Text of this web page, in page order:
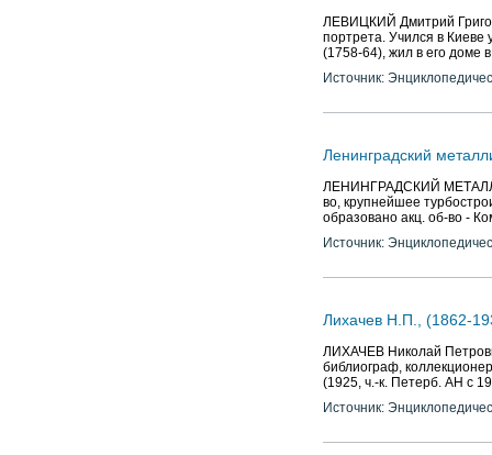
ЛЕВИЦКИЙ Дмитрий
портрета. Учился в Киеве
(1758-64), жил в его доме
Источник:
Ленинградский
ЛЕНИНГРАДСКИЙ
во, крупнейшее
образовано акц. об-во -
Источник:
Лихачев Н.П., (1862-
ЛИХАЧЕВ Николай
библиограф,
(1925, ч.-к. Петерб. АН с
Источник: